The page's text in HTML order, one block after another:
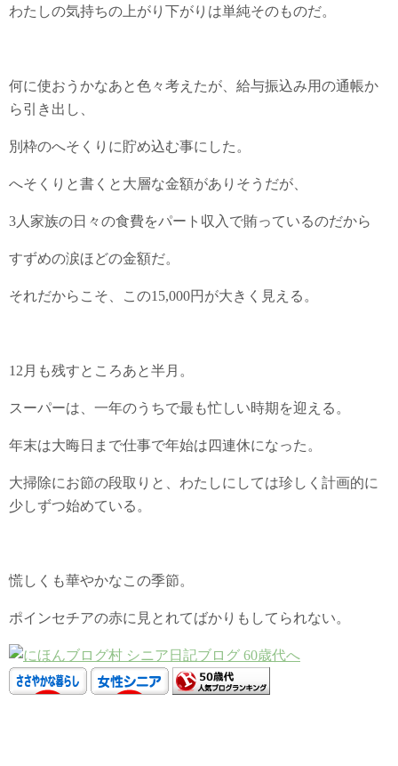
わたしの気持ちの上がり下がりは単純そのものだ。
何に使おうかなあと色々考えたが、給与振込み用の通帳か
ら引き出し、
別枠のへそくりに貯め込む事にした。
へそくりと書くと大層な金額がありそうだが、
3人家族の日々の食費をパート収入で賄っているのだから
すずめの涙ほどの金額だ。
それだからこそ、この15,000円が大きく見える。
12月も残すところあと半月。
スーパーは、一年のうちで最も忙しい時期を迎える。
年末は大晦日まで仕事で年始は四連休になった。
大掃除にお節の段取りと、わたしにしては珍しく計画的に
少しずつ始めている。
慌しくも華やかなこの季節。
ポインセチアの赤に見とれてばかりもしてられない。